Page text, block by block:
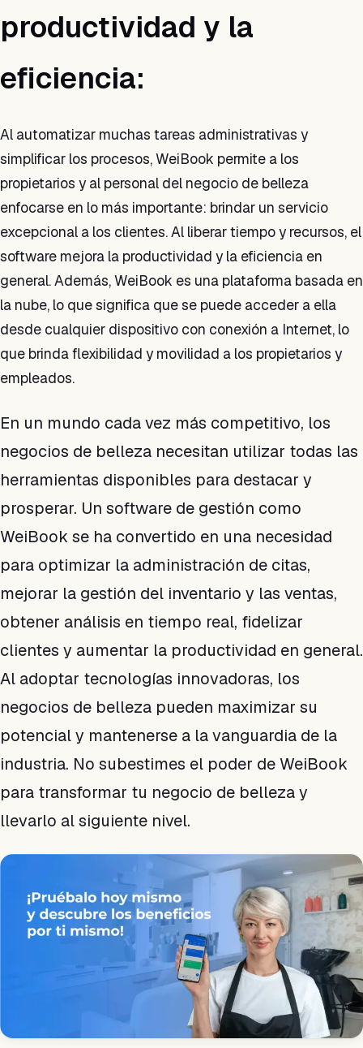
productividad y la
eficiencia:
Al automatizar muchas tareas administrativas y
simplificar los procesos, WeiBook permite a los
propietarios y al personal del negocio de belleza
enfocarse en lo más importante: brindar un servicio
excepcional a los clientes. Al liberar tiempo y recursos, el
software mejora la productividad y la eficiencia en
general. Además, WeiBook es una plataforma basada en
la nube, lo que significa que se puede acceder a ella
desde cualquier dispositivo con conexión a Internet, lo
que brinda flexibilidad y movilidad a los propietarios y
empleados.
En un mundo cada vez más competitivo, los
negocios de belleza necesitan utilizar todas las
herramientas disponibles para destacar y
prosperar. Un software de gestión como
WeiBook se ha convertido en una necesidad
para optimizar la administración de citas,
mejorar la gestión del inventario y las ventas,
obtener análisis en tiempo real, fidelizar
clientes y aumentar la productividad en general.
Al adoptar tecnologías innovadoras, los
negocios de belleza pueden maximizar su
potencial y mantenerse a la vanguardia de la
industria. No subestimes el poder de WeiBook
para transformar tu negocio de belleza y
llevarlo al siguiente nivel.